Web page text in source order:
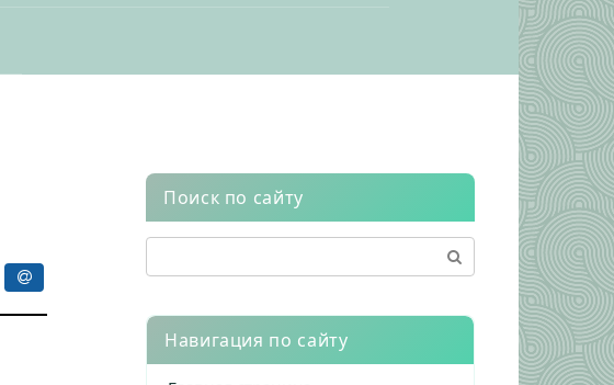
Поиск по сайту
Навигация по сайту